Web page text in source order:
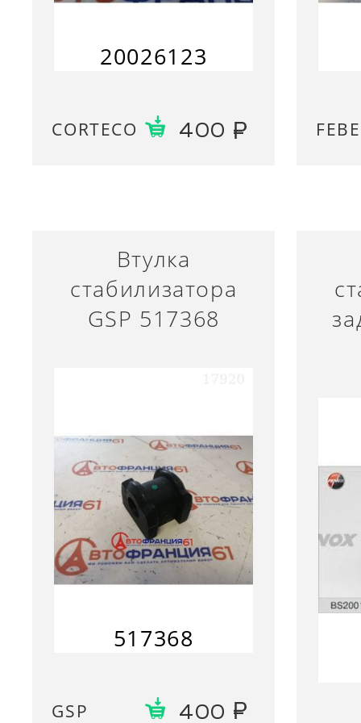
20026123
CORTECO 400
Втулка
стабилизатора
GSP 517368
517368
GSP 400